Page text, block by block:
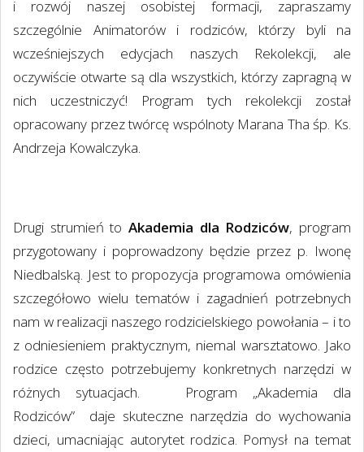
i rozwój naszej osobistej formacji, zapraszamy
szczególnie Animatorów i rodziców, którzy byli na
wcześniejszych edycjach naszych Rekolekcji, ale
oczywiście otwarte są dla wszystkich, którzy zapragną w
nich uczestniczyć! Program tych rekolekcji został
opracowany przez twórcę wspólnoty Marana Tha śp. Ks.
Andrzeja Kowalczyka.
Drugi strumień to Akademia dla Rodziców, program
przygotowany i poprowadzony będzie przez p. Iwonę
Niedbalską. Jest to propozycja programowa omówienia
szczegółowo wielu tematów i zagadnień potrzebnych
nam w realizacji naszego rodzicielskiego powołania – i to
z odniesieniem praktycznym, niemal warsztatowo. Jako
rodzice często potrzebujemy konkretnych narzędzi w
różnych sytuacjach.
Program „Akademia dla
Rodziców”
daje skuteczne narzędzia do wychowania
dzieci, umacniając autorytet rodzica. Pomysł na temat